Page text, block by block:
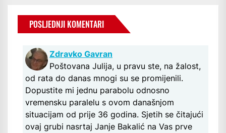
POSLJEDNJI KOMENTARI
Zdravko Gavran
Poštovana Julija, u pravu ste, na žalost,
od rata do danas mnogi su se promijenili.
Dopustite mi jednu parabolu odnosno
vremensku paralelu s ovom današnjom
situacijam od prije 36 godina. Sjetih se čitajući
ovaj grubi nasrtaj Janje Bakalić na Vas prve